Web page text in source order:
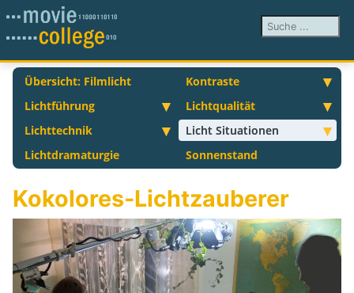
Suchen ...
Übersicht: Filmlicht
Kontraste
Lichtführung
Lichtqualität
Lichttechnik
Licht Situationen
Lichtdramaturgie
Sonnenstand
Kokolores-Lichtzauberer